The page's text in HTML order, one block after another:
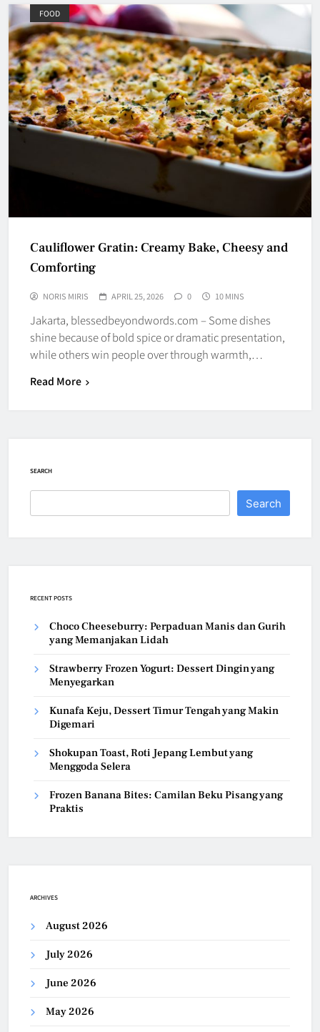
FOOD
Cauliflower Gratin: Creamy Bake, Cheesy and
Comforting
NORIS MIRIS APRIL 25, 2026 0 10 MINS
Jakarta, blessedbeyondwords.com – Some dishes
shine because of bold spice or dramatic presentation,
while others win people over through warmth,…
Read More
SEARCH
Search
RECENT POSTS
Choco Cheeseburry: Perpaduan Manis dan Gurih
yang Memanjakan Lidah
Strawberry Frozen Yogurt: Dessert Dingin yang
Menyegarkan
Kunafa Keju, Dessert Timur Tengah yang Makin
Digemari
Shokupan Toast, Roti Jepang Lembut yang
Menggoda Selera
Frozen Banana Bites: Camilan Beku Pisang yang
Praktis
ARCHIVES
August 2026
July 2026
June 2026
May 2026